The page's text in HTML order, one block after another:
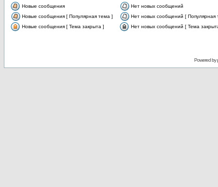
Новые сообщения
Нет новых сообщений
Новые сообщения [ Популярная тема ]
Нет новых сообщений [ Популярная
Новые сообщения [ Тема закрыта ]
Нет новых сообщений [ Тема
Powered by